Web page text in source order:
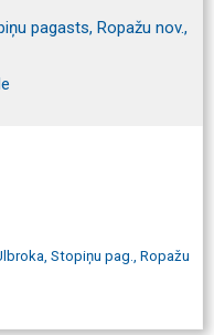
pagasts, Ropažu nov.,
Stopiņu pag., Ropažu